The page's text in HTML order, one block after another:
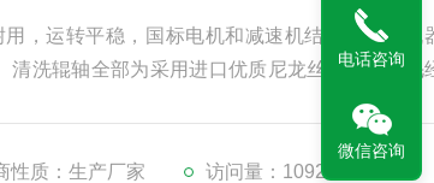
，运转平稳，国标电机和减速机结合使用、机
洗辊轴全部为采用进口优质尼龙丝制作，丝毛
洗机内毛刷辊的数量可根据客户需求订做.材质为
性质：生产厂家 访问量：1092
电话咨询
微信咨询